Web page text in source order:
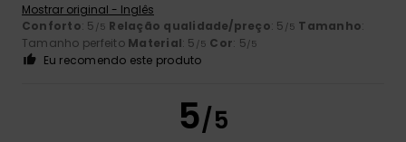
Mostrar original - Inglês
Conforto: 5 /5 Relação qualidade/preço: 5 /5 Tamanho:
Tamanho perfeito Material: 5 /5 Cor: 5/5
Eu recomendo este produto
5/5